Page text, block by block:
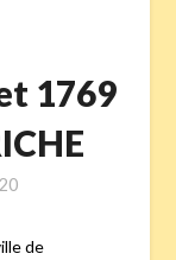
1769
de